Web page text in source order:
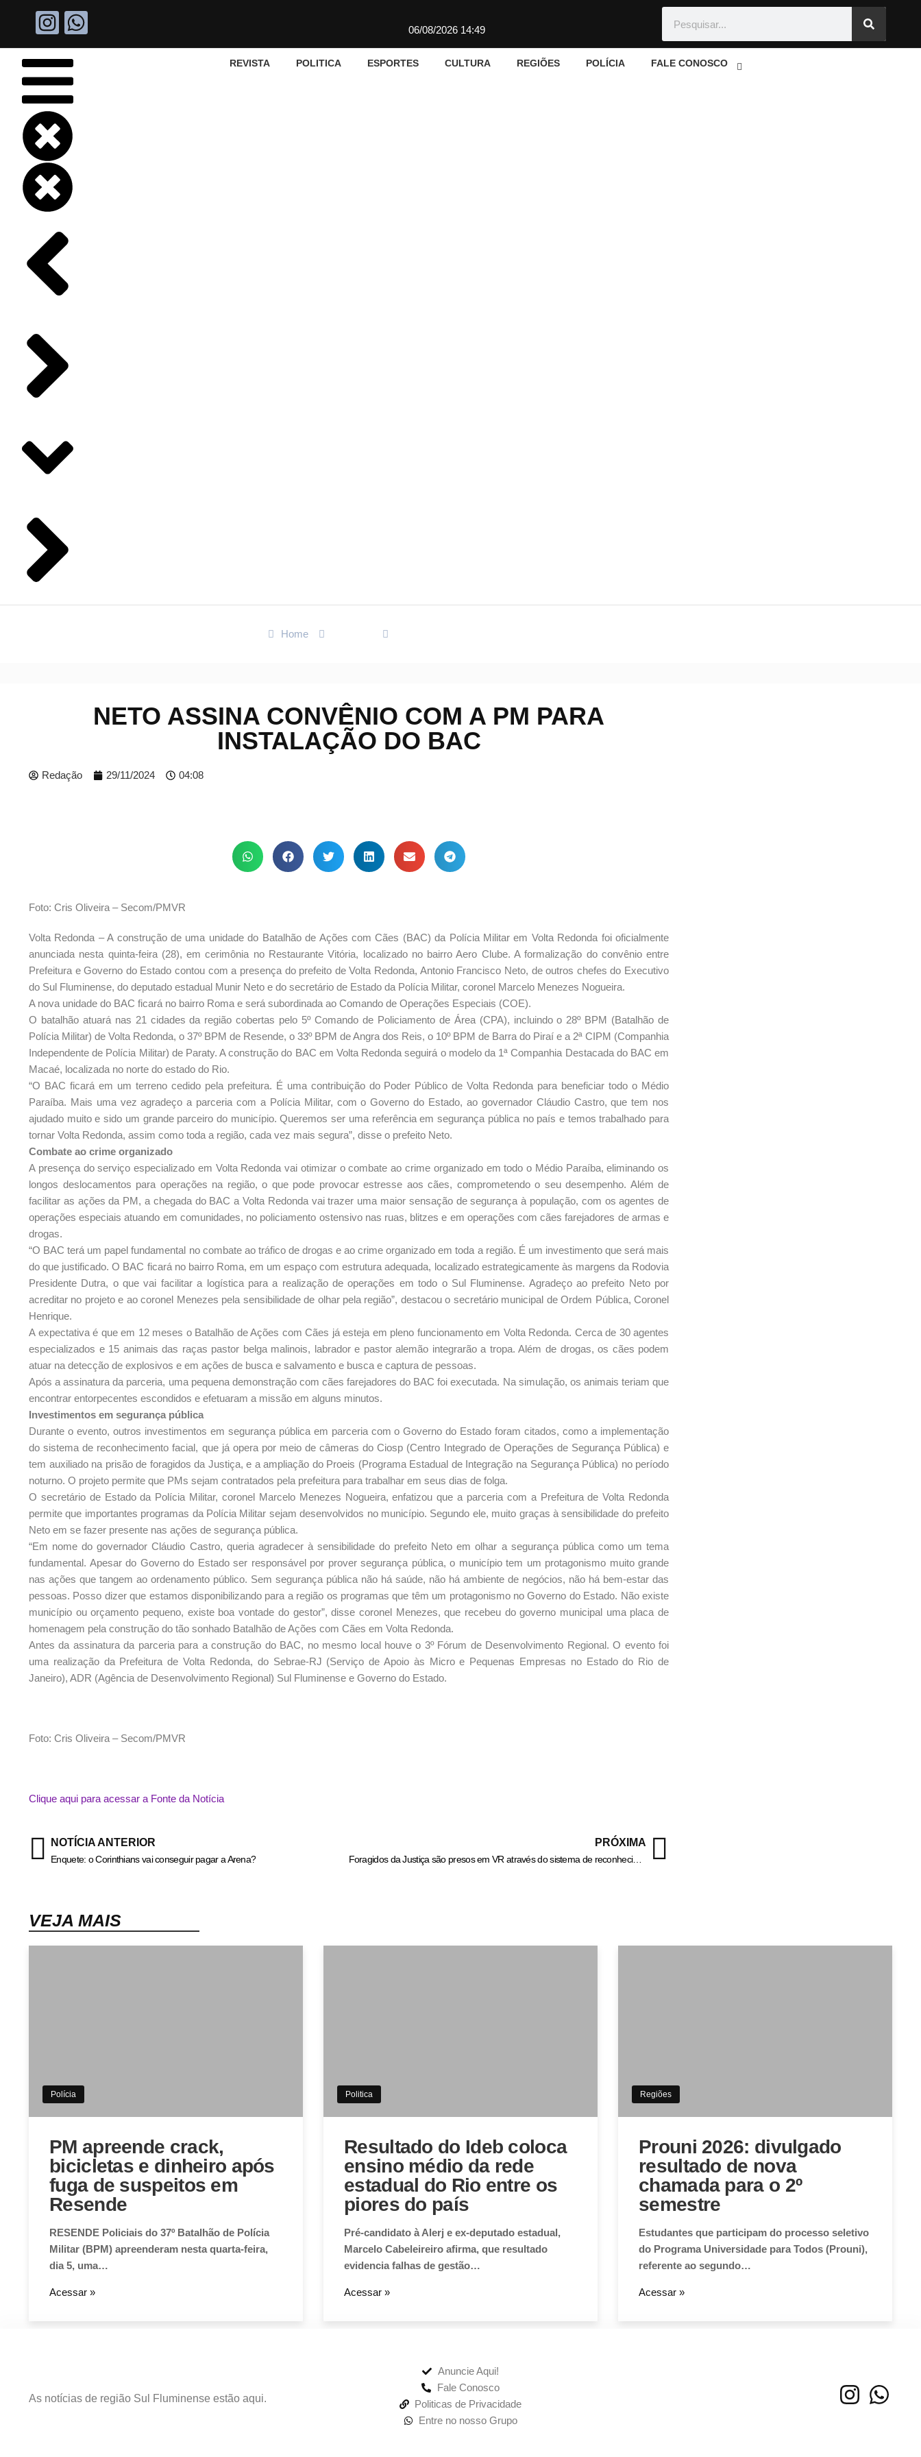
06/08/2026 14:49
REVISTA POLITICA ESPORTES CULTURA REGIÕES POLÍCIA FALE CONOSCO
Home
NETO ASSINA CONVÊNIO COM A PM PARA
INSTALAÇÃO DO BAC
Redação 29/11/2024 04:08
Foto: Cris Oliveira – Secom/PMVR
Volta Redonda – A construção de uma unidade do Batalhão de Ações com Cães (BAC) da Polícia Militar em Volta Redonda foi oficialmente
anunciada nesta quinta-feira (28), em cerimônia no Restaurante Vitória, localizado no bairro Aero Clube. A formalização do convênio entre
Prefeitura e Governo do Estado contou com a presença do prefeito de Volta Redonda, Antonio Francisco Neto, de outros chefes do Executivo
do Sul Fluminense, do deputado estadual Munir Neto e do secretário de Estado da Polícia Militar, coronel Marcelo Menezes Nogueira.
A nova unidade do BAC ficará no bairro Roma e será subordinada ao Comando de Operações Especiais (COE).
O batalhão atuará nas 21 cidades da região cobertas pelo 5º Comando de Policiamento de Área (CPA), incluindo o 28º BPM (Batalhão de
Polícia Militar) de Volta Redonda, o 37º BPM de Resende, o 33º BPM de Angra dos Reis, o 10º BPM de Barra do Piraí e a 2ª CIPM (Companhia
Independente de Polícia Militar) de Paraty. A construção do BAC em Volta Redonda seguirá o modelo da 1ª Companhia Destacada do BAC em
Macaé, localizada no norte do estado do Rio.
“O BAC ficará em um terreno cedido pela prefeitura. É uma contribuição do Poder Público de Volta Redonda para beneficiar todo o Médio
Paraíba. Mais uma vez agradeço a parceria com a Polícia Militar, com o Governo do Estado, ao governador Cláudio Castro, que tem nos
ajudado muito e sido um grande parceiro do município. Queremos ser uma referência em segurança pública no país e temos trabalhado para
tornar Volta Redonda, assim como toda a região, cada vez mais segura”, disse o prefeito Neto.
Combate ao crime organizado
A presença do serviço especializado em Volta Redonda vai otimizar o combate ao crime organizado em todo o Médio Paraíba, eliminando os
longos deslocamentos para operações na região, o que pode provocar estresse aos cães, comprometendo o seu desempenho. Além de
facilitar as ações da PM, a chegada do BAC a Volta Redonda vai trazer uma maior sensação de segurança à população, com os agentes de
operações especiais atuando em comunidades, no policiamento ostensivo nas ruas, blitzes e em operações com cães farejadores de armas e
drogas.
“O BAC terá um papel fundamental no combate ao tráfico de drogas e ao crime organizado em toda a região. É um investimento que será mais
do que justificado. O BAC ficará no bairro Roma, em um espaço com estrutura adequada, localizado estrategicamente às margens da Rodovia
Presidente Dutra, o que vai facilitar a logística para a realização de operações em todo o Sul Fluminense. Agradeço ao prefeito Neto por
acreditar no projeto e ao coronel Menezes pela sensibilidade de olhar pela região”, destacou o secretário municipal de Ordem Pública, Coronel
Henrique.
A expectativa é que em 12 meses o Batalhão de Ações com Cães já esteja em pleno funcionamento em Volta Redonda. Cerca de 30 agentes
especializados e 15 animais das raças pastor belga malinois, labrador e pastor alemão integrarão a tropa. Além de drogas, os cães podem
atuar na detecção de explosivos e em ações de busca e salvamento e busca e captura de pessoas.
Após a assinatura da parceria, uma pequena demonstração com cães farejadores do BAC foi executada. Na simulação, os animais teriam que
encontrar entorpecentes escondidos e efetuaram a missão em alguns minutos.
Investimentos em segurança pública
Durante o evento, outros investimentos em segurança pública em parceria com o Governo do Estado foram citados, como a implementação
do sistema de reconhecimento facial, que já opera por meio de câmeras do Ciosp (Centro Integrado de Operações de Segurança Pública) e
tem auxiliado na prisão de foragidos da Justiça, e a ampliação do Proeis (Programa Estadual de Integração na Segurança Pública) no período
noturno. O projeto permite que PMs sejam contratados pela prefeitura para trabalhar em seus dias de folga.
O secretário de Estado da Polícia Militar, coronel Marcelo Menezes Nogueira, enfatizou que a parceria com a Prefeitura de Volta Redonda
permite que importantes programas da Polícia Militar sejam desenvolvidos no município. Segundo ele, muito graças à sensibilidade do prefeito
Neto em se fazer presente nas ações de segurança pública.
“Em nome do governador Cláudio Castro, queria agradecer à sensibilidade do prefeito Neto em olhar a segurança pública como um tema
fundamental. Apesar do Governo do Estado ser responsável por prover segurança pública, o município tem um protagonismo muito grande
nas ações que tangem ao ordenamento público. Sem segurança pública não há saúde, não há ambiente de negócios, não há bem-estar das
pessoas. Posso dizer que estamos disponibilizando para a região os programas que têm um protagonismo no Governo do Estado. Não existe
município ou orçamento pequeno, existe boa vontade do gestor”, disse coronel Menezes, que recebeu do governo municipal uma placa de
homenagem pela construção do tão sonhado Batalhão de Ações com Cães em Volta Redonda.
Antes da assinatura da parceria para a construção do BAC, no mesmo local houve o 3º Fórum de Desenvolvimento Regional. O evento foi
uma realização da Prefeitura de Volta Redonda, do Sebrae-RJ (Serviço de Apoio às Micro e Pequenas Empresas no Estado do Rio de
Janeiro), ADR (Agência de Desenvolvimento Regional) Sul Fluminense e Governo do Estado.
Foto: Cris Oliveira – Secom/PMVR
Clique aqui para acessar a Fonte da Notícia
NOTÍCIA ANTERIOR
Enquete: o Corinthians vai conseguir pagar a Arena?
PRÓXIMA
Foragidos da Justiça são presos em VR através do sistema de reconhecimento facial – Informa Cidade
VEJA MAIS
Polícia
PM apreende crack,
bicicletas e dinheiro após
fuga de suspeitos em
Resende
RESENDE Policiais do 37º Batalhão de Polícia
Militar (BPM) apreenderam nesta quarta-feira,
dia 5, uma…
Acessar »
Politica
Resultado do Ideb coloca
ensino médio da rede
estadual do Rio entre os
piores do país
Pré-candidato à Alerj e ex-deputado estadual,
Marcelo Cabeleireiro afirma, que resultado
evidencia falhas de gestão…
Acessar »
Regiões
Prouni 2026: divulgado
resultado de nova
chamada para o 2º
semestre
Estudantes que participam do processo seletivo
do Programa Universidade para Todos (Prouni),
referente ao segundo…
Acessar »
As notícias de região Sul Fluminense estão aqui.
Anuncie Aqui!
Fale Conosco
Politicas de Privacidade
Entre no nosso Grupo